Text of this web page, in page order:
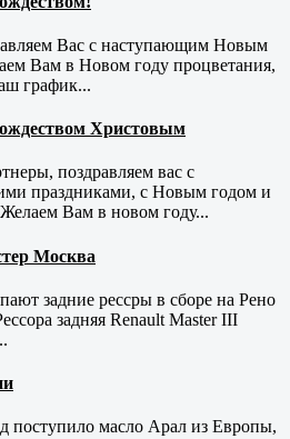
Вас с наступающим Новым
Вам в Новом году процветания,
график...
Христовым
поздравляем вас с
праздниками, с Новым годом и
Вам в новом году...
Москва
задние рессры в сборе на Рено
задняя Renault Master III
поступило масло Арал из Европы,